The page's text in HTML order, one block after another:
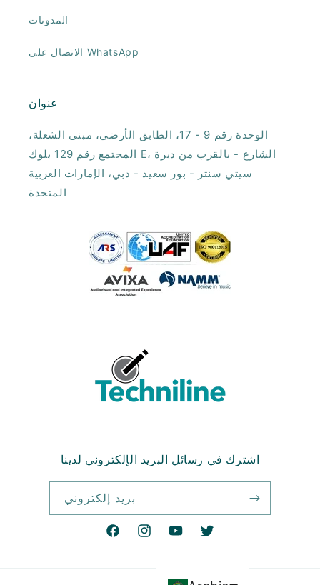
المدونات
الاتصال على WhatsApp
عنوان
الوحدة رقم 9 - 17، الطابق الأرضي، مبنى الشعلة،
المجتمع رقم 129 بلوك E، الشارع - بالقرب من ديرة
سيتي سنتر - بور سعيد - دبي، الإمارات العربية
اشترك في رسائل البريد الإلكتروني لدينا
بريد إلكتروني
فيسبوكانستغرامموقع
تويتر